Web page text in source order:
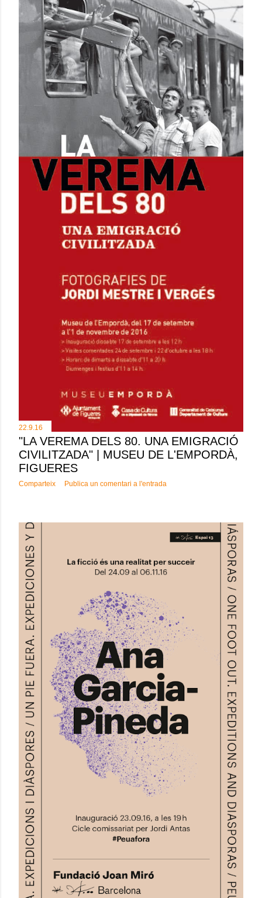
22.9.16
"LA VEREMA DELS 80. UNA EMIGRACIÓ
CIVILITZADA" | MUSEU DE L'EMPORDÀ,
FIGUERES
Comparteix Publica un comentari a l'entrada